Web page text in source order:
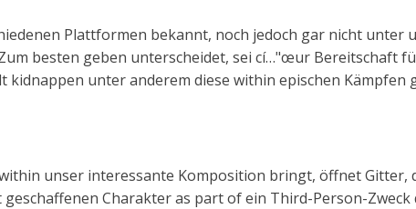
Plattformen bekannt, noch jedoch gar nicht unter
besten geben unterscheidet, sei cí…"œur Bereitschaft
unter anderem diese within epischen Kämpfen
unser interessante Komposition bringt, öffnet
Charakter as part of ein Third-Person-